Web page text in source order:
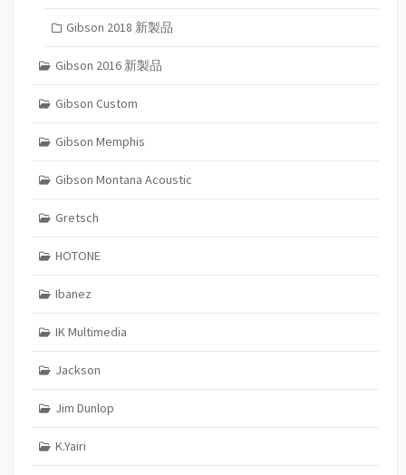
Gibson 2018 新製品
Gibson 2016 新製品
Gibson Custom
Gibson Memphis
Gibson Montana Acoustic
Gretsch
HOTONE
Ibanez
IK Multimedia
Jackson
Jim Dunlop
K.Yairi